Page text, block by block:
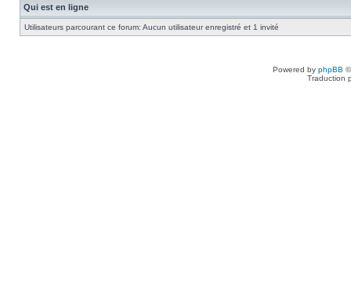
Qui est en ligne
Utilisateurs parcourant ce forum: Aucun utilisateur enregistré et 1 invité
Powered by phpBB
Traduction